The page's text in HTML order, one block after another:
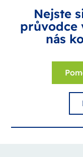
Nejste
průvodce
nás